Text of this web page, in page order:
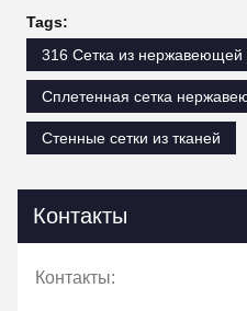
Tags:
316 Сетка из нержавеющей
Сплетенная сетка
Стенные сетки из тканей
Контакты
Контакты: